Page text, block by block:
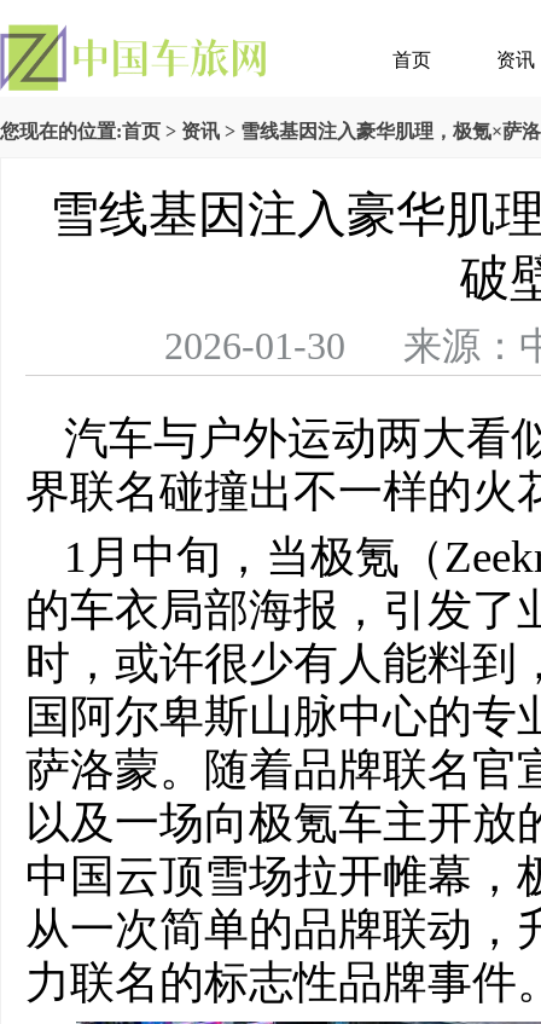
首页 资讯
您现在的位置:首页 > 资讯 > 雪线基因注入豪华肌理，极氪×萨
雪线基因注入豪华肌
破
2026-01-30 来源：
汽车与户外运动两大看
界联名碰撞出不一样的火
1月中旬，当极氪（
的车衣局部海报，引发了
时，或许很少有人能料到
国阿尔卑斯山脉中心的
萨洛蒙。随着品牌联名官
以及一场向极氪车主开放
中国云顶雪场拉开帷幕，
从一次简单的品牌联动，
力联名的标志性品牌事件